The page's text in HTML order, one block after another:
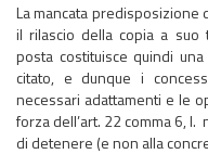
La mancata predisposizione
il rilascio della copia a suo
posta costituisce quindi
citato, e dunque i
necessari adattamenti e le
forza dell’art. 22 comma 6, l.
di detenere (e non alla